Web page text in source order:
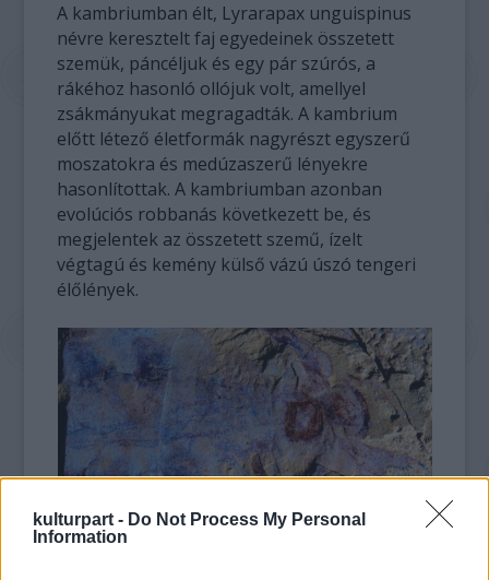
kulturpart - Do Not Process My Personal
Information
A kambriumban élt, Lyrarapax unguispinus
névre keresztelt faj egyedeinek összetett
szemük, páncéljuk és egy pár szúrós, a
rákéhoz hasonló ollójuk volt, amellyel
zsákmányukat megragadták. A kambrium
előtt létező életformák nagyrészt egyszerű
moszatokra és medúzaszerű lényekre
hasonlítottak. A kambriumban azonban
evolúciós robbanás következett be, és
megjelentek az összetett szemű, ízelt
végtagú és kemény külső vázú úszó tengeri
élőlények.